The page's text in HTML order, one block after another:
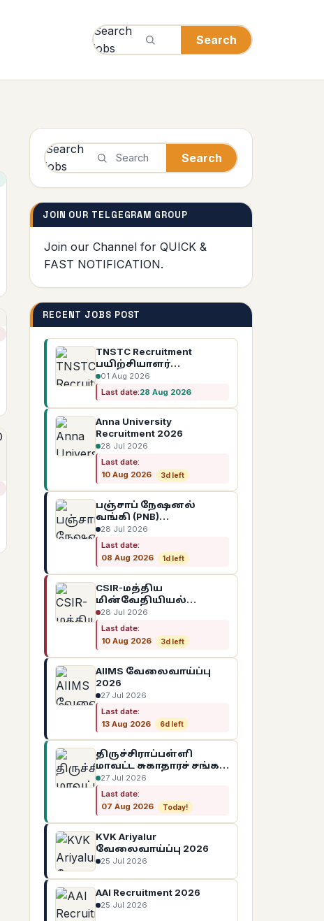
Search
jobs
Search
Search
jobs
Search
JOIN OUR TELGEGRAM GROUP
Join our Channel for QUICK &
FAST NOTIFICATION.
RECENT JOBS POST
TNSTC Recruitment
பயிற்சியாளர்
(Apprentice)
பணியிடங்கள் 2026
01 Aug 2026
Last date:28 Aug 2026
Anna University
Recruitment 2026
28 Jul 2026
Last date:
10 Aug 2026
3d left
பஞ்சாப் நேஷனல்
வங்கி (PNB)
வேலைவாய்ப்பு 2026
28 Jul 2026
Last date:
08 Aug 2026
1d left
CSIR-மத்திய
மின்வேதியியல்
ஆராய்ச்சி நிறுவனம்
(CECRI) வேலைவாய்ப்பு
28 Jul 2026
Last date:
10 Aug 2026
3d left
AIIMS வேலைவாய்ப்பு
2026
27 Jul 2026
Last date:
13 Aug 2026
6d left
திருச்சிராப்பள்ளி
மாவட்ட சுகாதாரச் சங்கம்
(DHS) வேலைவாய்ப்பு
2026
27 Jul 2026
Last date:
07 Aug 2026
Today!
KVK Ariyalur
வேலைவாய்ப்பு 2026
25 Jul 2026
AAI Recruitment 2026
25 Jul 2026